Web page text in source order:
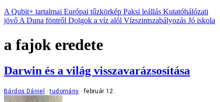
A Qubit+ tartalmai Európai tűzkörkép Paksi leállás Kutatóhálózati
jövő A Duna föntről Dolgok a víz alól Vízszintszabályozás Jó iskola
a fajok eredete
Darwin és a világ visszavarázsosítása
Bárdos Dániel tudomány február 12.